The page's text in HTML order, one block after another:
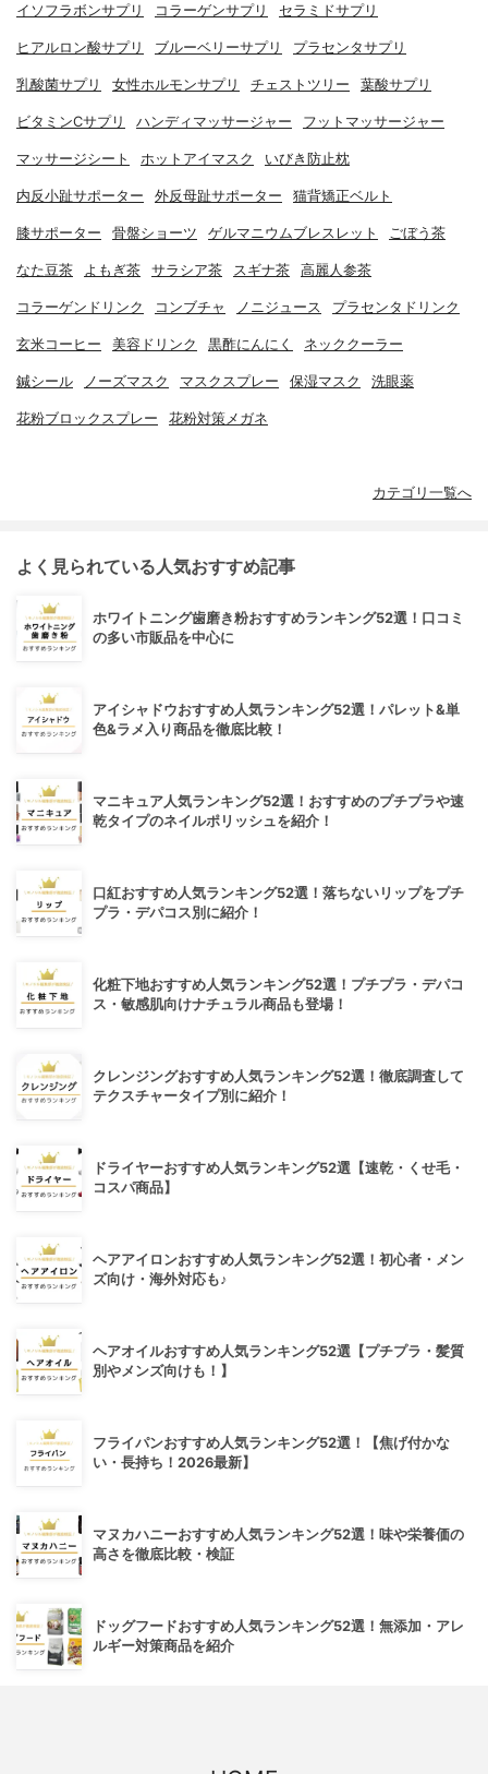
イソフラボンサプリ コラーゲンサプリ セラミドサプリ
ヒアルロン酸サプリ ブルーベリーサプリ プラセンタサプリ
乳酸菌サプリ 女性ホルモンサプリ チェストツリー 葉酸サプリ
ビタミンCサプリ ハンディマッサージャー フットマッサージャー
マッサージシート ホットアイマスク いびき防止枕
内反小趾サポーター 外反母趾サポーター 猫背矯正ベルト
膝サポーター 骨盤ショーツ ゲルマニウムブレスレット ごぼう茶
なた豆茶 よもぎ茶 サラシア茶 スギナ茶 高麗人参茶
コラーゲンドリンク コンブチャ ノニジュース プラセンタドリンク
玄米コーヒー 美容ドリンク 黒酢にんにく ネッククーラー
鍼シール ノーズマスク マスクスプレー 保湿マスク 洗眼薬
花粉ブロックスプレー 花粉対策メガネ
カテゴリ一覧へ
よく見られている人気おすすめ記事
ホワイトニング歯磨き粉おすすめランキング52選！口コミ
の多い市販品を中心に
アイシャドウおすすめ人気ランキング52選！パレット&単
色&ラメ入り商品を徹底比較！
マニキュア人気ランキング52選！おすすめのプチプラや速
乾タイプのネイルポリッシュを紹介！
口紅おすすめ人気ランキング52選！落ちないリップをプチ
プラ・デパコス別に紹介！
化粧下地おすすめ人気ランキング52選！プチプラ・デパコ
ス・敏感肌向けナチュラル商品も登場！
クレンジングおすすめ人気ランキング52選！徹底調査して
テクスチャータイプ別に紹介！
ドライヤーおすすめ人気ランキング52選【速乾・くせ毛・
コスパ商品】
ヘアアイロンおすすめ人気ランキング52選！初心者・メン
ズ向け・海外対応も♪
ヘアオイルおすすめ人気ランキング52選【プチプラ・髪質
別やメンズ向けも！】
フライパンおすすめ人気ランキング52選！【焦げ付かな
い・長持ち！2026最新】
マヌカハニーおすすめ人気ランキング52選！味や栄養価の
高さを徹底比較・検証
ドッグフードおすすめ人気ランキング52選！無添加・アレ
ルギー対策商品を紹介